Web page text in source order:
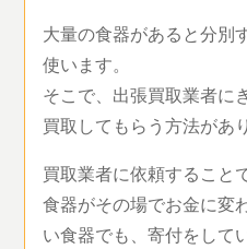
大量の食器があると分別
使います。
そこで、出張買取業者に
買取してもらう方法があ
買取業者に依頼すること
食器がその場でお金に変
い食器でも、寄付をして